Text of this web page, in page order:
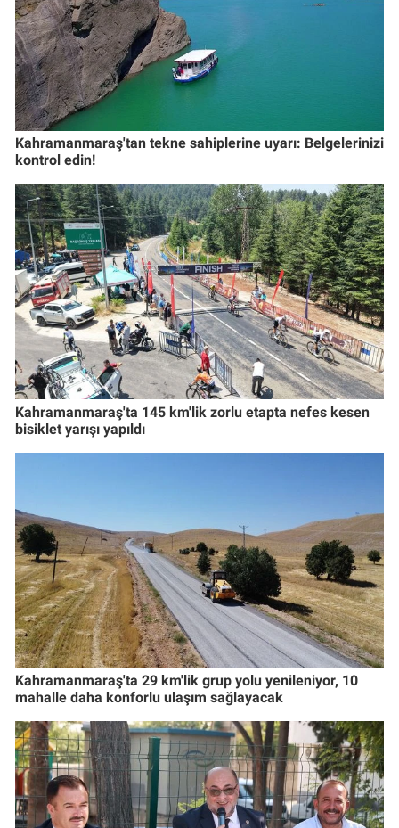
Kahramanmaraş'tan tekne sahiplerine uyarı: Belgelerinizi
kontrol edin!
Kahramanmaraş'ta 145 km'lik zorlu etapta nefes kesen
bisiklet yarışı yapıldı
Kahramanmaraş'ta 29 km'lik grup yolu yenileniyor, 10
mahalle daha konforlu ulaşım sağlayacak